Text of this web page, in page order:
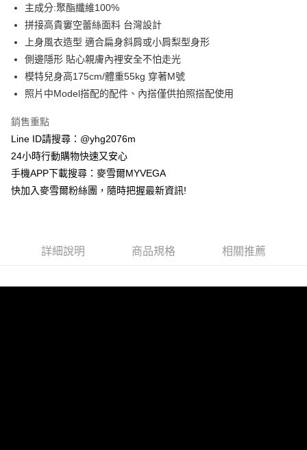
上海商業儲蓄銀行
國泰世華商業銀行
臺灣中小企業銀行
台中商業銀行
匯豐（台灣）商業銀行
華泰商業銀行
聯邦商業銀行
遠東國際商業銀行
元大商業銀行
永豐商業銀行
玉山商業銀行
星展（台灣）商業銀行
台灣樂天信用卡公司
LINE Pay
Apple Pay
街口支付
貨到付款
運送方式
全家取貨付款
每筆NT$100，滿NT$599(含以上)免運費
主成分:聚酯纖維100%
拼接高貴窶空蕾絲面料 台灣設計
上身風衣造型 適合扁身斜肩或小肩梨型身形
側邊隱形 貼心親膚內裡安全不怕走光
模特兒身高175cm/體重55kg 穿著M號
照片中Model搭配的配件、內搭僅供拍照搭配使用
銷售重點
Line ID請搜尋：@yhg2076m
24小時行動購物快速又安心
手機APP下載搜尋：麥雪爾MYVEGA
快加入麥雪爾粉絲團，隨時把握最新資訊!
詳細說明 商品規格 相關推薦